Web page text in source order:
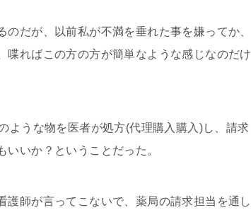
だが、以前私が不満を垂れた事を嫌ってか、
ればこの方の方が簡単なような感じなのだけ
うな物を医者が処方(代理購入購入)し、請求
いか？ということだった。
師が言ってこないで、薬局の請求担当を通し